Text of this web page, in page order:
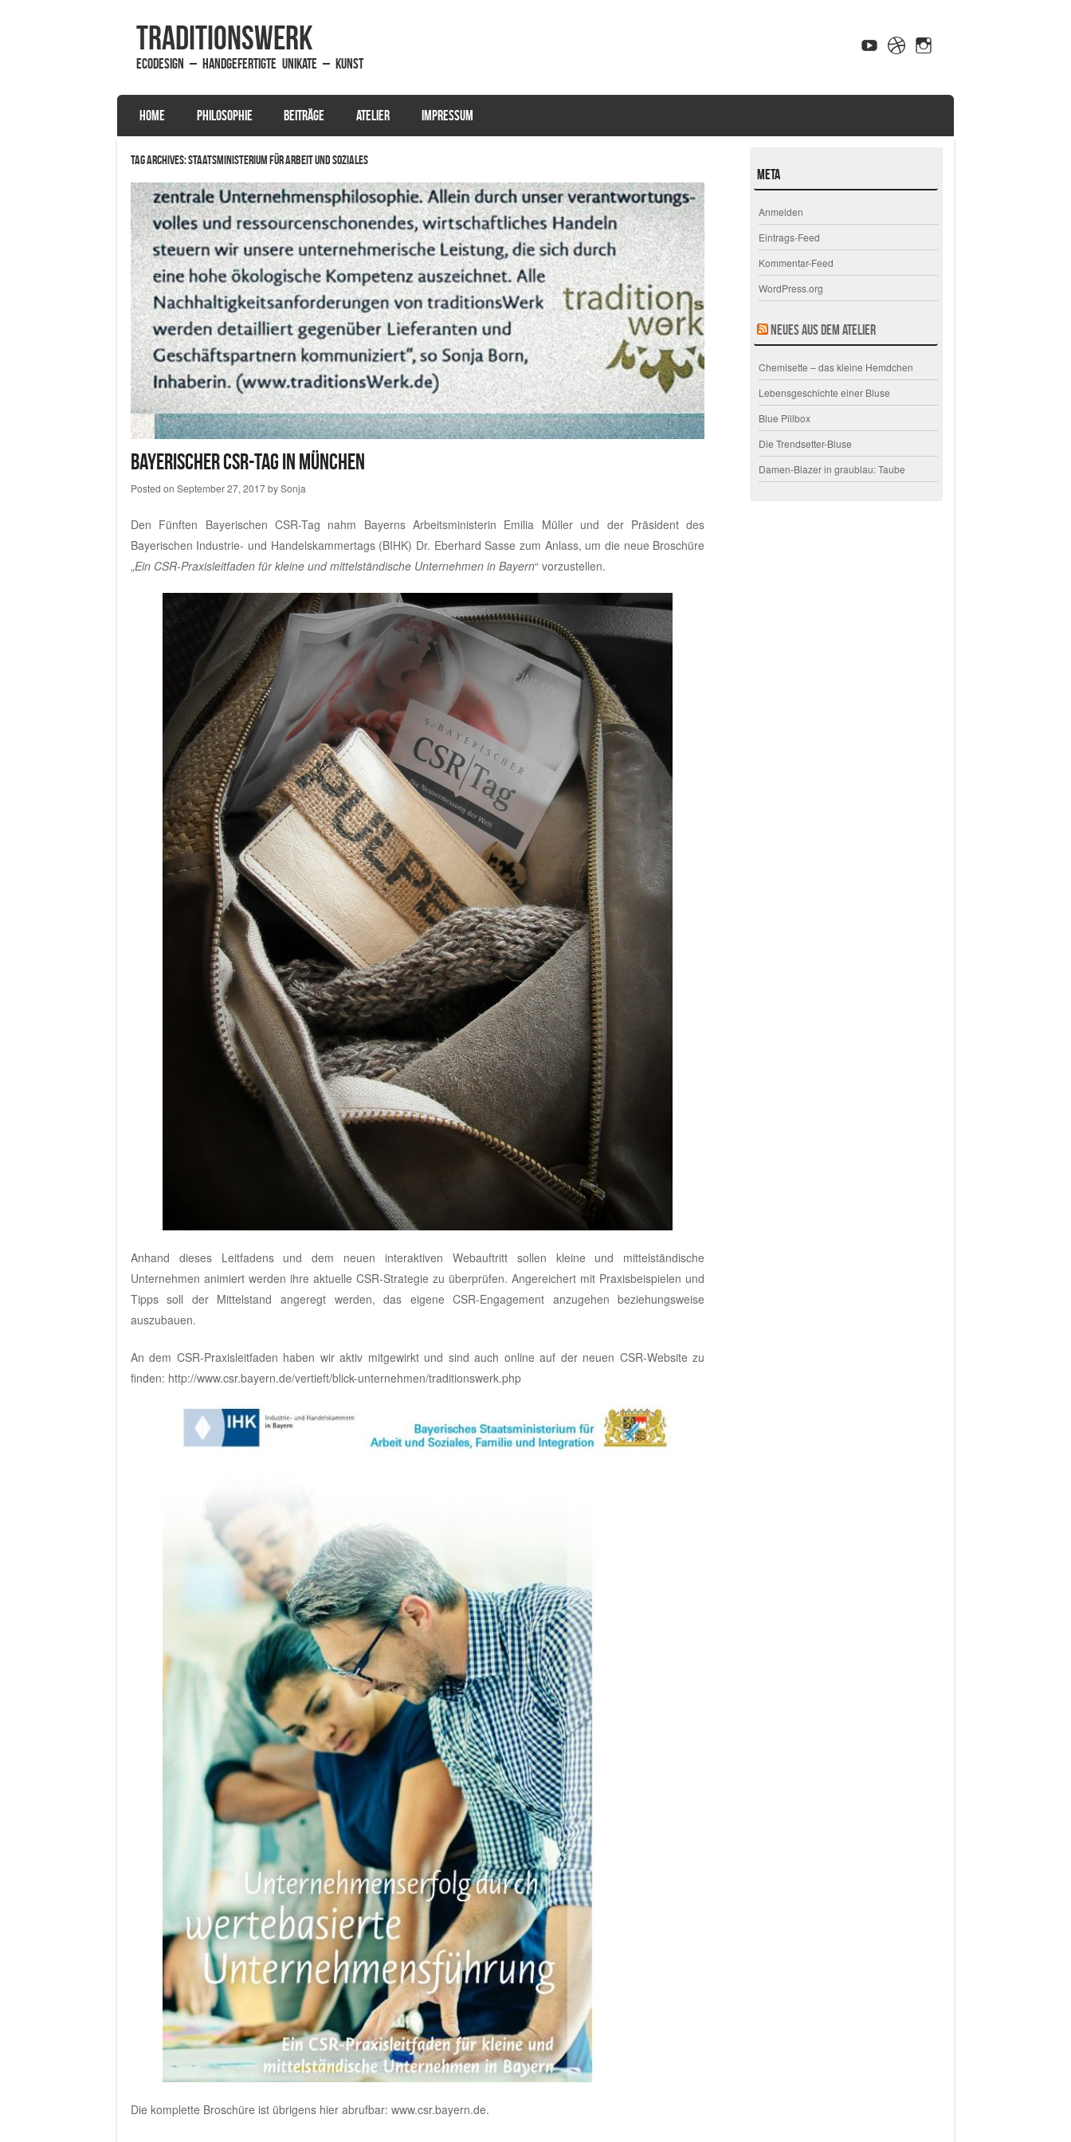
traditionsWerk
EcoDesign – handgefertigte Unikate – Kunst
Menu
SKIP TO CONTENT
HOME PHILOSOPHIE BEITRÄGE ATELIER IMPRESSUM
Tag Archives:Staatsministerium für Arbeit und Soziales
Bayerischer CSR-Tag in München
Posted on September 27, 2017bySonja
Den Fünften Bayerischen CSR-Tag nahm Bayerns Arbeitsministerin Emilia Müller und der Präsident des
Bayerischen Industrie- und Handelskammertags (BIHK) Dr. Eberhard Sasse zum Anlass, um die neue Broschüre
„Ein CSR-Praxisleitfaden für kleine und mittelständische Unternehmen in Bayern“ vorzustellen.
Anhand dieses Leitfadens und dem neuen interaktiven Webauftritt sollen kleine und mittelständische
Unternehmen animiert werden ihre aktuelle CSR-Strategie zu überprüfen. Angereichert mit Praxisbeispielen und
Tipps soll der Mittelstand angeregt werden, das eigene CSR-Engagement anzugehen beziehungsweise
auszubauen.
An dem CSR-Praxisleitfaden haben wir aktiv mitgewirkt und sind auch online auf der neuen CSR-Website zu
finden: http://www.csr.bayern.de/vertieft/blick-unternehmen/traditionswerk.php
Die komplette Broschüre ist übrigens hier abrufbar: www.csr.bayern.de.
Meta
Anmelden
Eintrags-Feed
Kommentar-Feed
WordPress.org
Neues aus dem Atelier
Chemisette – das kleine Hemdchen
Lebensgeschichte einer Bluse
Blue Pillbox
Die Trendsetter-Bluse
Damen-Blazer in graublau: Taube